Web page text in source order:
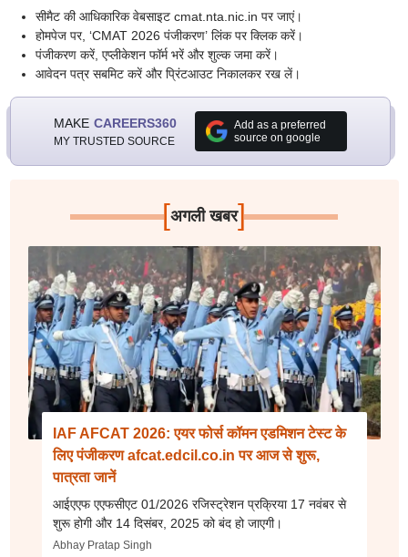
सीमैट की आधिकारिक वेबसाइट cmat.nta.nic.in पर जाएं।
होमपेज पर, ‘CMAT 2026 पंजीकरण’ लिंक पर क्लिक करें।
पंजीकरण करें, एप्लीकेशन फॉर्म भरें और शुल्क जमा करें।
आवेदन पत्र सबमिट करें और प्रिंटआउट निकालकर रख लें।
MAKE CAREERS360
MY TRUSTED SOURCE
Add as a preferred
source on google
[अगली खबर]
IAF AFCAT 2026: एयर फोर्स कॉमन एडमिशन टेस्ट के
लिए पंजीकरण afcat.edcil.co.in पर आज से शुरू,
पात्रता जानें
आईएएफ एएफसीएट 01/2026 रजिस्ट्रेशन प्रक्रिया 17 नवंबर से
शुरू होगी और 14 दिसंबर, 2025 को बंद हो जाएगी।
Abhay Pratap Singh